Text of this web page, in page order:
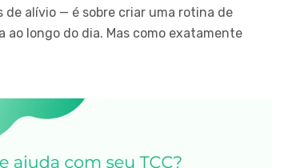
de alívio — é sobre criar uma rotina de
longo do dia. Mas como exatamente